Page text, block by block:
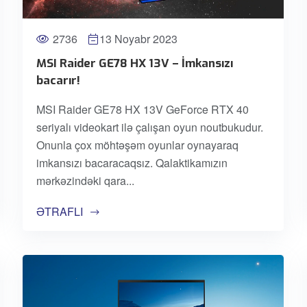
2736
13 Noyabr 2023
MSI Raider GE78 HX 13V – İmkansızı
bacarır!
MSI Raider GE78 HX 13V GeForce RTX 40
seriyalı videokart ilə çalışan oyun noutbukudur.
Onunla çox möhtəşəm oyunlar oynayaraq
imkansızı bacaracaqsız. Qalaktikamızın
mərkəzindəki qara
ƏTRAFLI